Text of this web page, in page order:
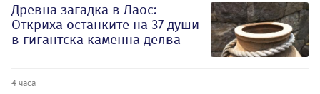
Древна загадка в Лаос:
Откриха останките на 37 души
в гигантска каменна делва
4 часа